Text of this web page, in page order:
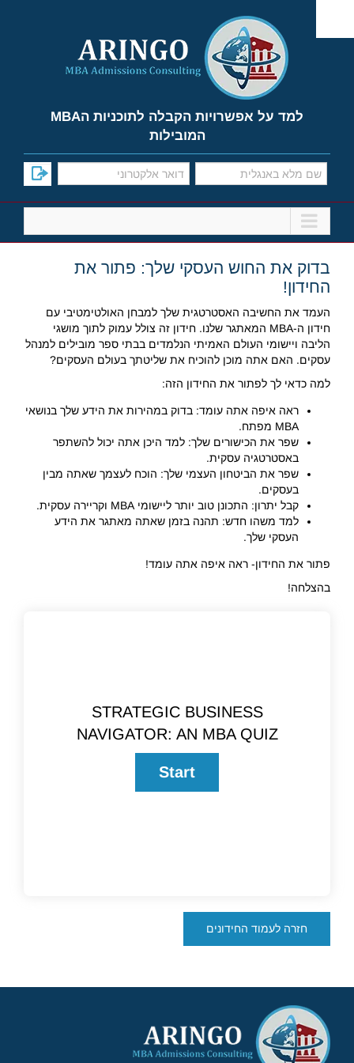
content
למד על אפשרויות הקבלה לתוכניות הMBA
המובילות
בדוק את החוש העסקי שלך: פתור את
החידון!
העמד את החשיבה האסטרטגית שלך למבחן האולטימטיבי עם
חידון ה-MBA המאתגר שלנו. חידון זה צולל עמוק לתוך מושגי
הליבה ויישומי העולם האמיתי הנלמדים בבתי ספר מובילים למנהל
עסקים. האם אתה מוכן להוכיח את שליטתך בעולם העסקים?
למה כדאי לך לפתור את החידון הזה:
ראה איפה אתה עומד: בדוק במהירות את הידע שלך בנושאי
MBA מפתח.
שפר את הכישורים שלך: למד היכן אתה יכול להשתפר
באסטרטגיה עסקית.
שפר את הביטחון העצמי שלך: הוכח לעצמך שאתה מבין
בעסקים.
קבל יתרון: התכונן טוב יותר ליישומי MBA וקריירה עסקית.
למד משהו חדש: תהנה בזמן שאתה מאתגר את הידע
העסקי שלך.
פתור את החידון- ראה איפה אתה עומד!
בהצלחה!
STRATEGIC BUSINESS
NAVIGATOR: AN MBA QUIZ
חזרה לעמוד החידונים